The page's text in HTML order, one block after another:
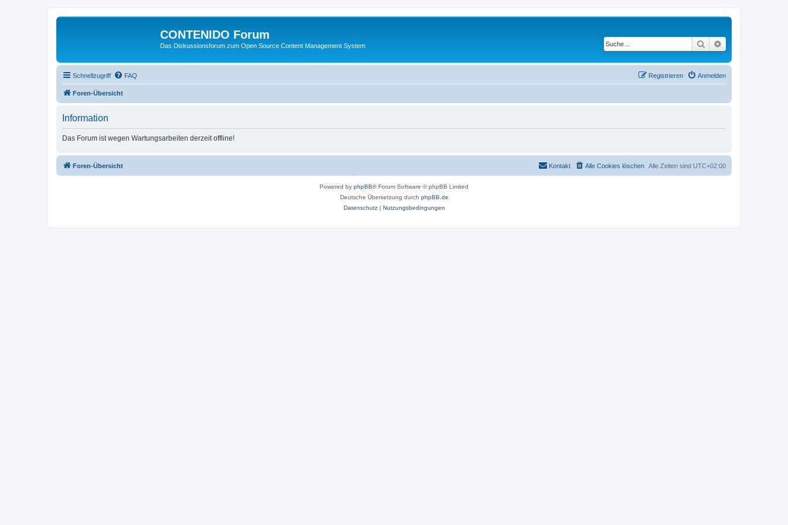
CONTENIDO Forum
Das Diskussionsforum zum Open Source Content Management System Suche
Schnellzugriff FAQ Anmelden
Registrieren
Foren-Übersicht
Information
Das Forum ist wegen Wartungsarbeiten derzeit offline!
Foren-Übersicht Alle Zeiten sind UTC+02:00
Alle Cookies löschen
Kontakt
Powered by phpBB® Forum Software © phpBB Limited
Deutsche Übersetzung durch phpBB.de
Datenschutz| Nutzungsbedingungen